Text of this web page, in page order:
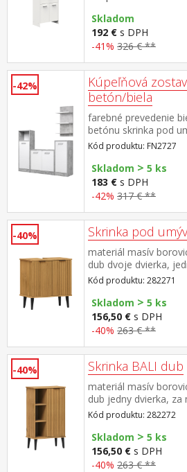
policou maximálne
na montáž súčasť
Skladom
192 € s DPH
-41% 326 € **
-42%
Kúpeľňová
betón/biela
farebné prevedenie
betónu skrinka pod
rozmery (š/h/v) 60 ×
dvierka, 1 polica,
76,5 cm skrinka s
nika, rozmery (š/h/v)
cm nástenná
MADEIRA FN2728
Kód produktu: FN2727
Skladom > 5 ks
183 € s DPH
-42% 317 € **
-40% Skrinka pod
materiál masív
dub dvoje dvierka,
nosnosti uvedené v
zostavy BALI
Kód produktu: 282271
Skladom > 5 ks
156,50 € s DPH
-40% 263 € **
-40% Skrinka BALI dub
materiál masív
dub jedny dvierka, za
niky maximálne
montáž súčasť
Kód produktu: 282272
Skladom > 5 ks
156,50 € s DPH
-40% 263 € **